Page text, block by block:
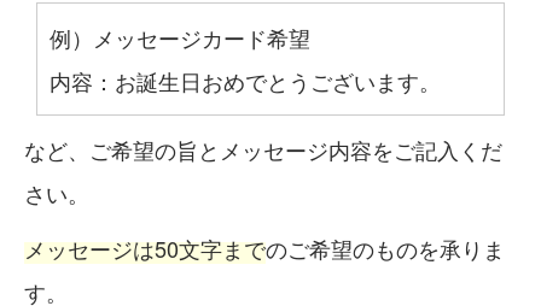
例）メッセージカード希望
内容：お誕生日おめでとうございます。
など、ご希望の旨とメッセージ内容をご記入くだ
さい。
メッセージは50文字までのご希望のものを承りま
す。